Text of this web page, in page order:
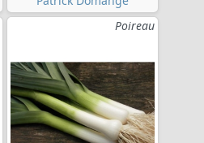
Poireau